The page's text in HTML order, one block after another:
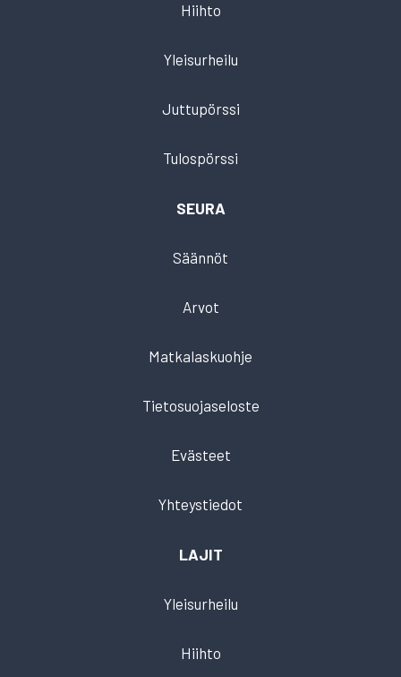
Hiihto
Yleisurheilu
Juttupörssi
Tulospörssi
SEURA
Säännöt
Arvot
Matkalaskuohje
Tietosuojaseloste
Evästeet
Yhteystiedot
LAJIT
Yleisurheilu
Hiihto